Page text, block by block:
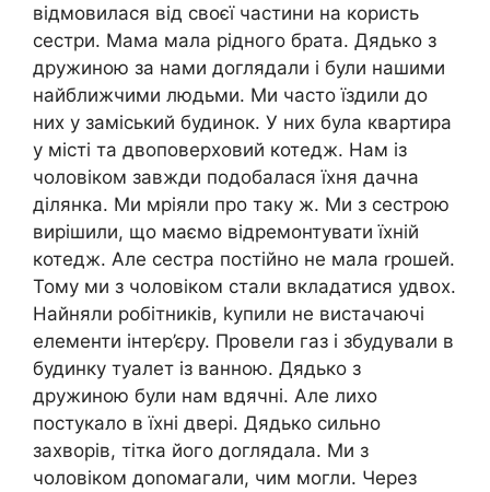
відмовилася від своєї частини на користь
сестри. Мама мала рідного брата. Дядько з
дружиною за нами доглядали і були нашими
найближчими людьми. Ми часто їздили до
них у заміський будинок. У них була квартира
у місті та двоповерховий котедж. Нам із
чоловіком завжди подобалася їхня дачна
ділянка. Ми мріяли про таку ж. Ми з сестрою
вирішили, що маємо відремонтувати їхній
котедж. Але сестра постійно не мала rрошей.
Тому ми з чоловіком стали вкладатися удвох.
Найняли робітників, kупили не вистачаючі
елементи інтер’єру. Провели газ і збудували в
будинку туалет із ванною. Дядько з
дружиною були нам вдячні. Але лихо
постукало в їхні двері. Дядько сильно
захворів, тітка його доглядала. Ми з
чоловіком доnомагали, чим могли. Через